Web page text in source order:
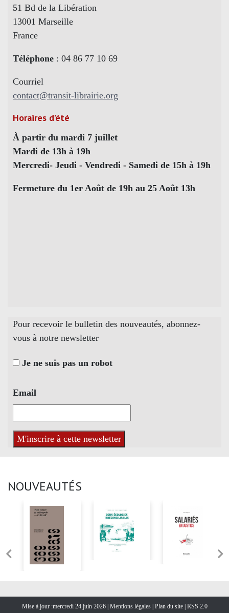
51 Bd de la Libération
13001 Marseille
France
Téléphone : 04 86 77 10 69
Courriel
contact@transit-librairie.org
Horaires d’été
À partir du mardi 7 juillet
Mardi de 13h à 19h
Mercredi- Jeudi - Vendredi - Samedi de 15h à 19h
Fermeture du 1er Août de 19h au 25 Août 13h
Pour recevoir le bulletin des nouveautés, abonnez-
vous à notre newsletter
Je ne suis pas un robot
Email
NOUVEAUTÉS
Mise à jour :mercredi 24 juin 2026 | Mentions légales | Plan du site |RSS 2.0